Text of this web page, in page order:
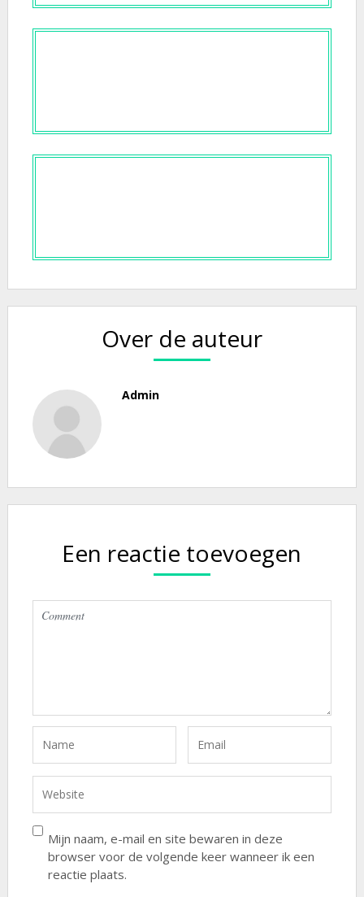
Over de auteur
Admin
Een reactie toevoegen
Mijn naam, e-mail en site bewaren in deze
browser voor de volgende keer wanneer ik een
reactie plaats.